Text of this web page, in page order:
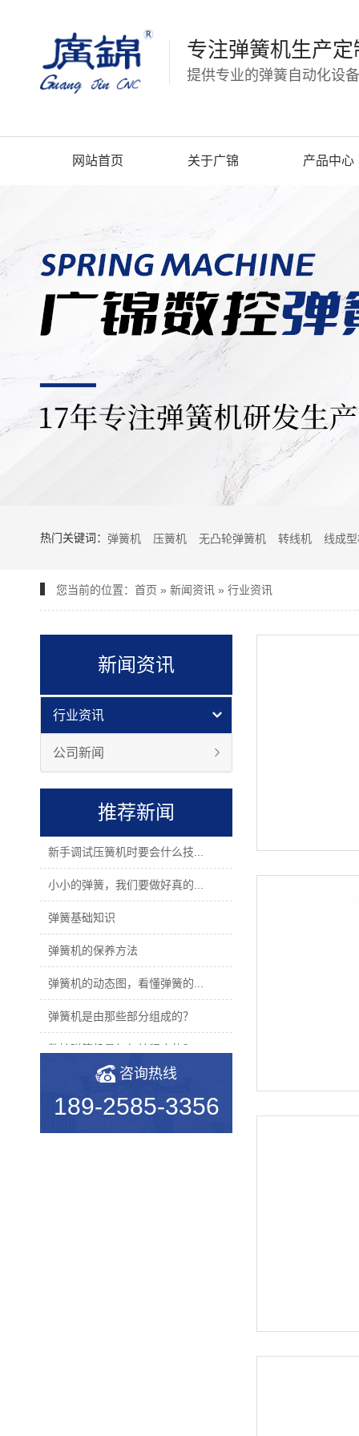
专注弹簧机生产定
提供专业的弹簧自动化设
网站首页 关于广锦 产品中心
热门关键词： 弹簧机 压簧机 无凸轮弹簧机 转线机 线成
您当前的位置： 首页 » 新闻资讯 » 行业资讯
新闻资讯
行业资讯
公司新闻
推荐新闻
新手调试压簧机时要会什么技...
小小的弹簧，我们要做好真的...
弹簧基础知识
弹簧机的保养方法
弹簧机的动态图，看懂弹簧的...
弹簧机是由那些部分组成的？
数控弹簧机是如何编程序的？
2019年度无凸轮弹簧机十大品...
机械行业的宠儿——弹簧机
咨询热线
189-2585-3356